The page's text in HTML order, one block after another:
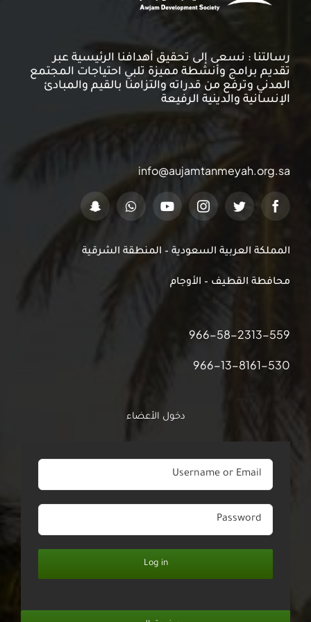
رسالتنا : نسعى إلى تحقيق أهدافنا الرئيسية عبر
تقديم برامج وأنشطة مميزة تلبي احتياجات المجتمع
المدني وترفع من قدراته والتزامنا بالقيم والمبادئ
الإنسانية والدينية الرفيعة
info@aujamtanmeyah.org.sa
المملكة العربية السعودية – المنطقة الشرقية
محافطة القطيف – الأوجام
966-58-2313-559
966-13-8161-530
دخول الأعضاء
Log in